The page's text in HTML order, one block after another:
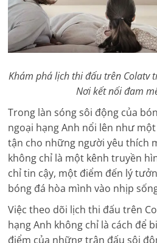
Khám phá lịch thi đấu trên Colatv
Nơi kết nối đam
Trong làn sóng sôi động của
ngoại hạng Anh nổi lên như
tận cho những người yêu thích
không chỉ là một kênh truyền
chỉ tin cậy, một điểm đến lý
bóng đá hòa mình vào nhịp
Việc theo dõi lịch thi đấu trên
hạng Anh không chỉ là cách để
điểm của những trận đấu sôi